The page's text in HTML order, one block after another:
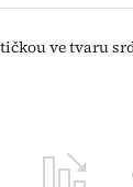
ve tvaru